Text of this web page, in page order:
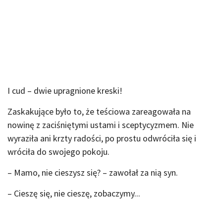
I cud – dwie upragnione kreski!
Zaskakujące było to, że teściowa zareagowała na
nowinę z zaciśniętymi ustami i sceptycyzmem. Nie
wyraziła ani krzty radości, po prostu odwróciła się i
wróciła do swojego pokoju.
– Mamo, nie cieszysz się? – zawołał za nią syn.
– Cieszę się, nie cieszę, zobaczymy...